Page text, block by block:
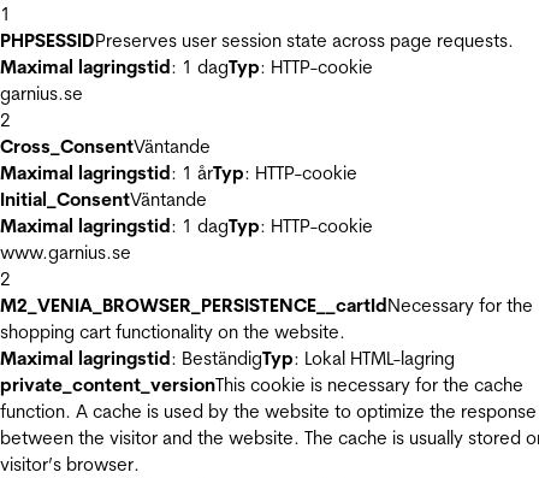
1
PHPSESSIDPreserves user session state across page requests.
Maximal lagringstid: 1 dagTyp: HTTP-cookie
garnius.se
2
Cross_ConsentVäntande
Maximal lagringstid: 1 årTyp: HTTP-cookie
Initial_ConsentVäntande
Maximal lagringstid: 1 dagTyp: HTTP-cookie
www.garnius.se
2
M2_VENIA_BROWSER_PERSISTENCE__cartIdNecessary for the
shopping cart functionality on the website.
Maximal lagringstid: BeständigTyp: Lokal HTML-lagring
private_content_versionThis cookie is necessary for the cache
function. A cache is used by the website to optimize the
between the visitor and the website. The cache is usually stored
visitor’s browser.